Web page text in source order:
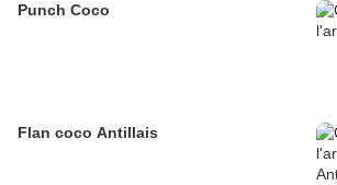
Punch Coco
Flan coco Antillais